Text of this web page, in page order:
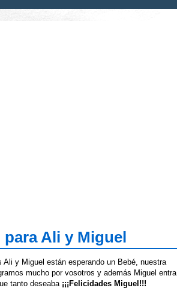
para Ali y Miguel
y Miguel están esperando un Bebé, nuestra
mucho por vosotros y además Miguel entra
tanto deseaba ¡¡¡Felicidades Miguel!!!